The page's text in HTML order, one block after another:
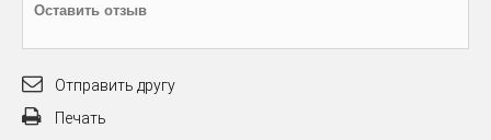
Оставить отзыв
Отправить другу
Печать